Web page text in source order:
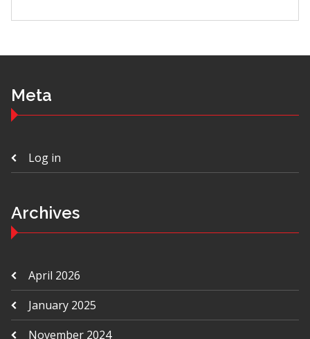
Meta
Log in
Archives
April 2026
January 2025
November 2024